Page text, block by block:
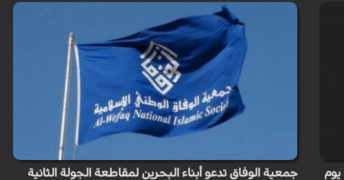
بعنوان يوم جمعية الوفاق تدعو أبناء البحرين لمقاطعة الجولة الثانية